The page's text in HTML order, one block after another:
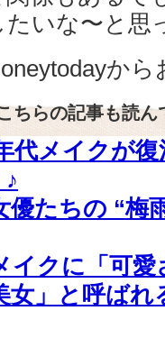
たいな〜と思
か
ちらの記事も読ん
代メイクが
優たちの “梅
イクに「可
女」と呼ばれ